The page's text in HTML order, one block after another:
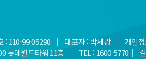
: 110-99-05290 ｜ 대표자 : 박세광 ｜ 개인
롯데월드타워 11층 ｜ TEL : 1600-5770｜